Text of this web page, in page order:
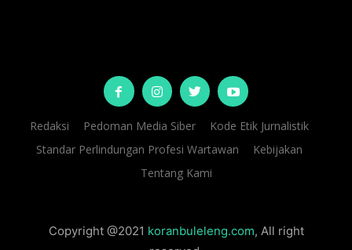
Redaksi Pedoman Media Siber
Kode Etik Jurnalistik
Standar Perlindungan Profesi Wartawan
Kebijakan
Tentang Kami
Copyright @2021 koranbuleleng.com, All right